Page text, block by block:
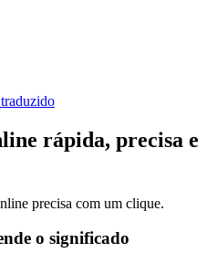
rápida, precisa e
precisa com um clique.
o significado